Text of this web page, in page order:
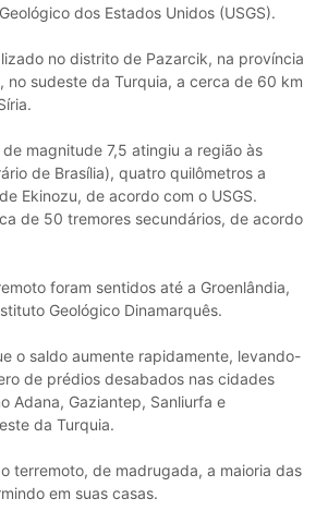
dos Estados Unidos (USGS).
no distrito de Pazarcik, na província
no sudeste da Turquia, a cerca de 60 km
magnitude 7,5 atingiu a região às
de Brasília), quatro quilômetros a
Ekinozu, de acordo com o USGS.
de 50 tremores secundários, de acordo
foram sentidos até a Groenlândia,
Geológico Dinamarquês.
o saldo aumente rapidamente, levando-
de prédios desabados nas cidades
Adana, Gaziantep, Sanliurfa e
da Turquia.
terremoto, de madrugada, a maioria das
em suas casas.